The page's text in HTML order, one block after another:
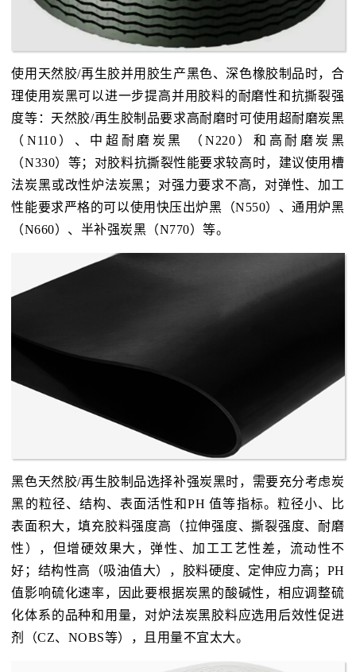
使用天然胶/再生胶并用胶生产黑色、深色橡胶制品时，合
理使用炭黑可以进一步提高并用胶料的耐磨性和抗撕裂强
度等：天然胶/再生胶制品要求高耐磨时可使用超耐磨炭黑
（N110）、中超耐磨炭黑 （N220）和高耐磨炭黑
（N330）等；对胶料抗撕裂性能要求较高时，建议使用槽
法炭黑或改性炉法炭黑；对强力要求不高，对弹性、加工
性能要求严格的可以使用快压出炉黑（N550）、通用炉黑
（N660）、半补强炭黑（N770）等。
黑色天然胶/再生胶制品选择补强炭黑时，需要充分考虑炭
黑的粒径、结构、表面活性和PH 值等指标。粒径小、比
表面积大，填充胶料强度高（拉伸强度、撕裂强度、耐磨
性），但增硬效果大，弹性、加工工艺性差，流动性不
好；结构性高（吸油值大），胶料硬度、定伸应力高；PH
值影响硫化速率，因此要根据炭黑的酸碱性，相应调整硫
化体系的品种和用量，对炉法炭黑胶料应选用后效性促进
剂（CZ、NOBS等），且用量不宜太大。